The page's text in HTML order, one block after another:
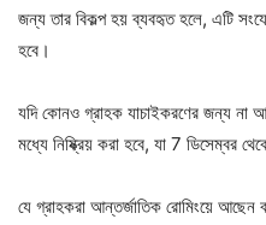
জন্য তার বিকল্প হয় ব্যবহৃত হলে, এটি
হবে।
যদি কোনও গ্রাহক যাচাইকরণের জন্য না
মধ্যে নিষ্ক্রিয় করা হবে, যা 7 ডিসেম্বর
যে গ্রাহকরা আন্তর্জাতিক রোমিংয়ে আছেন